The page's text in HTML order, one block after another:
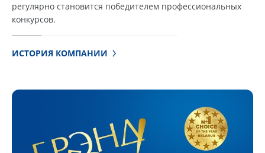
регулярно становится победителем профессиональных
конкурсов.
ИСТОРИЯ КОМПАНИИ